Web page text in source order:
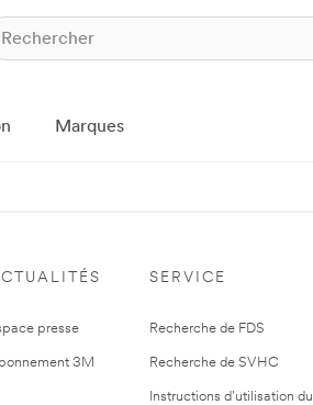
Marques
presse
3M
SERVICE
Recherche de FDS
Recherche de SVHC
Instructions d'utilisation du